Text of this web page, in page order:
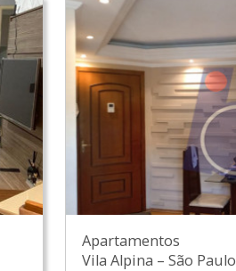
Apartamentos
Vila Alpina – São Paulo